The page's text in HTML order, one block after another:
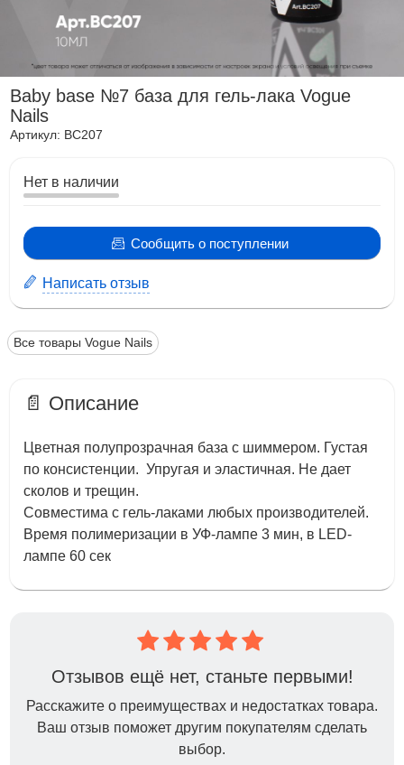
Baby base №7 база для гель-лака Vogue
Nails
Артикул: BC207
Нет в наличии
Сообщить о поступлении
Написать отзыв
Все товары Vogue Nails
📄 Описание
Цветная полупрозрачная база с шиммером. Густая
по консистенции. Упругая и эластичная. Не дает
сколов и трещин.
Совместима с гель-лаками любых производителей.
Время полимеризации в УФ-лампе 3 мин, в LED-
лампе 60 сек
Отзывов ещё нет, станьте первыми!
Расскажите о преимуществах и недостатках товара.
Ваш отзыв поможет другим покупателям сделать
выбор.